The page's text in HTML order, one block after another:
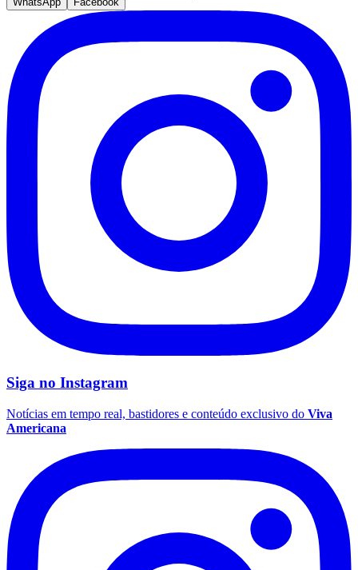
Siga no Instagram
Notícias em tempo real, bastidores e conteúdo exclusivo do Viva
Americana